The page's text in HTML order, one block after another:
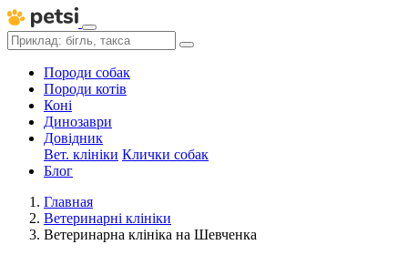
Породи собак
Породи котів
Коні
Динозаври
Довідник
Вет. клініки Клички собак
Блог
Главная
Ветеринарні клініки
Ветеринарна клініка на Шевченка